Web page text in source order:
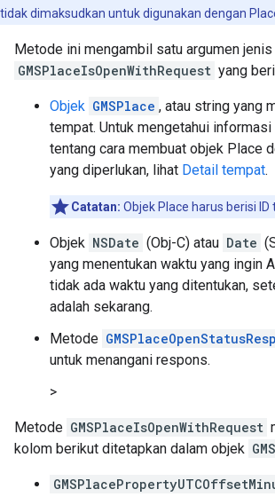
tidak dimaksudkan untuk digunakan dengan
Metode ini mengambil satu argumen jenis
GMSPlaceIsOpenWithRequest yang
Objek GMSPlace , atau string yang
tempat. Untuk mengetahui
tentang cara membuat objek Place
yang diperlukan, lihat Detail tempat.
Catatan: Objek Place harus berisi ID
Objek NSDate (Obj-C) atau Date
yang menentukan waktu yang ingin
tidak ada waktu yang ditentukan,
adalah sekarang.
Metode
untuk menangani respons.
>
Metode GMSPlaceIsOpenWithRequest
kolom berikut ditetapkan dalam objek